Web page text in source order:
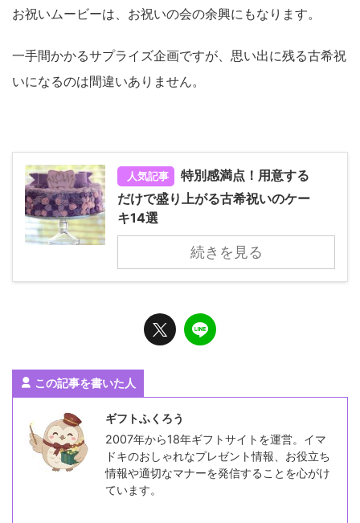
お祝いムービーは、お祝いの会の余興にもなります。
一手間かかるサプライズ企画ですが、思い出に残る古希祝
いになるのは間違いありません。
人気記事
特別感満点！用意する
だけで盛り上がる古希祝いのケー
キ14選
続きを見る
この記事を書いた人
ギフトふくろう
2007年から18年ギフトサイトを運営。イマ
ドキのおしゃれなプレゼント情報、お役立ち
情報や適切なマナーを発信することを心がけ
ています。